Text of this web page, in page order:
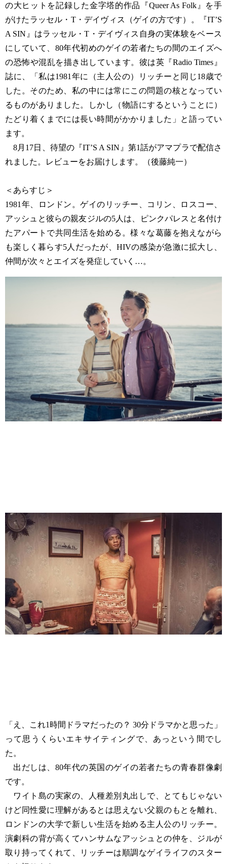
の大ヒットを記録した金字塔的作品『Queer As Folk』を手
がけたラッセル・T・デイヴィス（ゲイの方です）。『IT’S
A SIN』はラッセル・T・デイヴィス自身の実体験をベース
にしていて、80年代初めのゲイの若者たちの間のエイズへ
の恐怖や混乱を描き出しています。彼は英『Radio Times』
誌に、「私は1981年に（主人公の）リッチーと同じ18歳で
した。そのため、私の中には常にこの問題の核となってい
るものがありました。しかし（物語にするということに）
たどり着くまでには長い時間がかかりました」と語ってい
ます。
8月17日、待望の『IT’S A SIN』第1話がアマプラで配信さ
れました。レビューをお届けします。（後藤純一）
＜あらすじ＞
1981年、ロンドン。ゲイのリッチー、コリン、ロスコー、
アッシュと彼らの親友ジルの5人は、ピンクパレスと名付け
たアパートで共同生活を始める。様々な葛藤を抱えながら
も楽しく暮らす5人だったが、HIVの感染が急激に拡大し、
仲間が次々とエイズを発症していく…。
「え、これ1時間ドラマだったの？ 30分ドラマかと思った」
って思うくらいエキサイティングで、あっという間でし
た。
出だしは、80年代の英国のゲイの若者たちの青春群像劇
です。
ワイト島の実家の、人種差別丸出しで、とてもじゃない
けど同性愛に理解があるとは思えない父親のもとを離れ、
ロンドンの大学で新しい生活を始める主人公のリッチー。
演劇科の背が高くてハンサムなアッシュとの仲を、ジルが
取り持ってくれて、リッチーは順調なゲイライフのスター